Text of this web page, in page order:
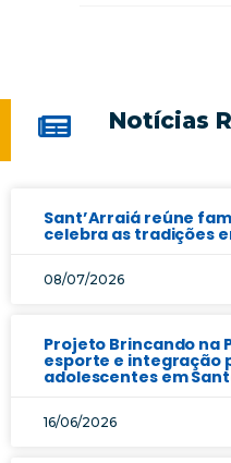
Notícias
Sant’Arraiá reúne
celebra as tradições
08/07/2026
Projeto Brincando na
esporte e integração
adolescentes em
16/06/2026